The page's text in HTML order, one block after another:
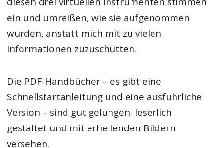
ein und umreißen, wie sie aufgenommen
wurden, anstatt mich mit zu vielen
Informationen zuzuschütten.
Die PDF-Handbücher – es gibt eine
Schnellstartanleitung und eine ausführliche
Version – sind gut gelungen, leserlich
gestaltet und mit erhellenden Bildern
versehen.